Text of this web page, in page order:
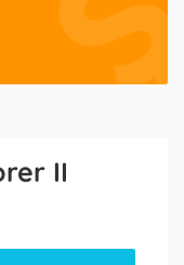
II